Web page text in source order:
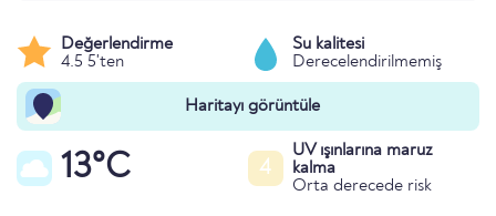
Değerlendirme
4.5 5'ten
Su kalitesi
Derecelendirilmemiş
Haritayı görüntüle
13°C 4
UV ışınlarına maruz
kalma
Orta derecede risk